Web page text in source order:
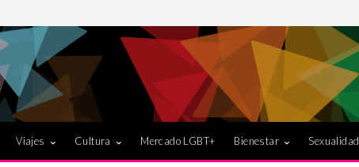
Viajes Cultura Mercado LGBT+ Bienestar Sexualidad